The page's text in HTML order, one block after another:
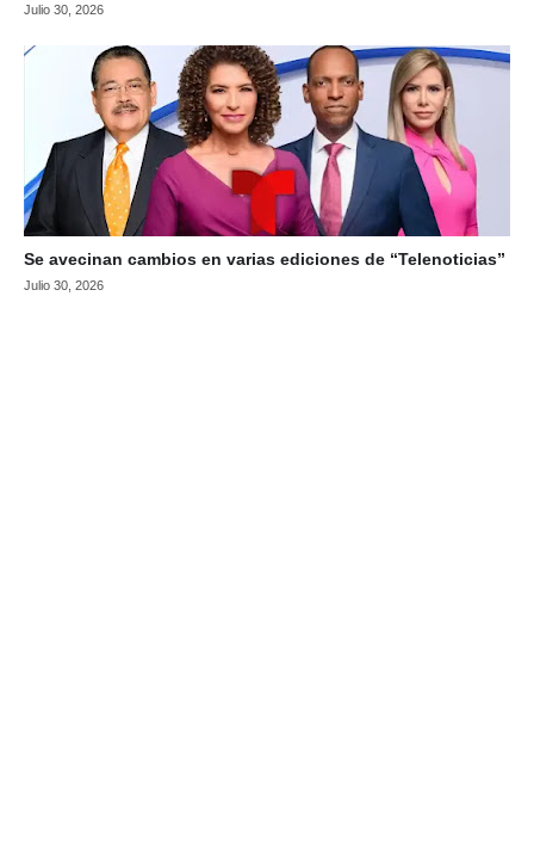
Julio 30, 2026
Se avecinan cambios en varias ediciones de “Telenoticias”
Julio 30, 2026